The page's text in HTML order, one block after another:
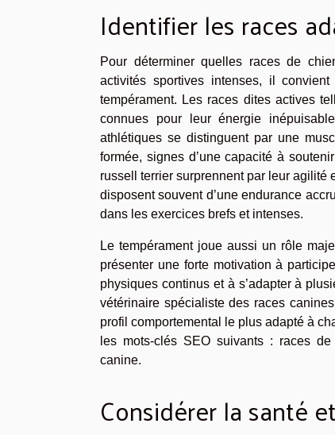
Identifier les races
Pour déterminer quelles races de
activités sportives intenses, il
tempérament. Les races dites actives
connues pour leur énergie
athlétiques se distinguent par une
formée, signes d’une capacité à
russell terrier surprennent par leur
disposent souvent d’une endurance
dans les exercices brefs et intenses.
Le tempérament joue aussi un rôle
présenter une forte motivation à
physiques continus et à s’adapter à
vétérinaire spécialiste des races
profil comportemental le plus adapté à
les mots-clés SEO suivants : races
canine.
Considérer la santé